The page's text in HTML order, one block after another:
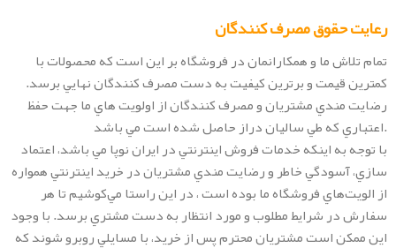
رعايت حقوق مصرف کنندگان
تمام تلاش ما و همکارانمان در فروشگاه بر اين است که محصولات با
کمترين قيمت و برترين کيفيت به دست مصرف کنندگان نهايي برسد.
رضايت مندي مشتريان و مصرف کنندگان از اولويت هاي ما جهت حفظ
اعتباري که طي ساليان دراز حاصل شده است مي باشد.
با توجه به اينکه خدمات فروش اينترنتي در ايران نوپا مي باشد، اعتماد
سازي، آسودگي خاطر و رضايت مندي مشتريان در خريد اينترنتي همواره
از الويت‏‌هاي فروشگاه ما بوده است ، در اين راستا مي‏‌کوشيم تا هر
سفارش در شرايط مطلوب و مورد انتظار به دست مشتري برسد. با وجود
اين ممکن است مشتريان محترم پس از خريد، با مسايلي روبرو شوند که